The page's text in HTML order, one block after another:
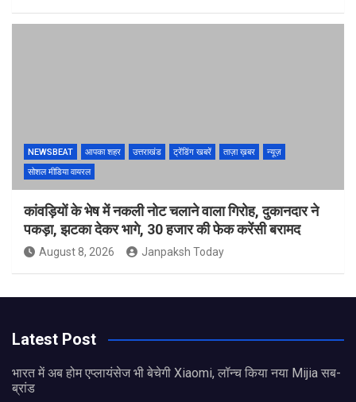
NEWSBEAT आपका शहर उत्तराखंड ट्रेंडिंग खबरें ताज़ा ख़बर
न्यूज़
सोशल मीडिया वायरल
कांवड़ियों के भेष में नकली नोट चलाने वाला गिरोह, दुकानदार ने
पकड़ा, झटका देकर भागे, 30 हजार की फेक करेंसी बरामद
August 8, 2026 Janpaksh Today
Latest Post
भारत में अब होम एप्लायंसेज भी बेचेगी Xiaomi, लॉन्च किया नया Mijia सब-
ब्रांड